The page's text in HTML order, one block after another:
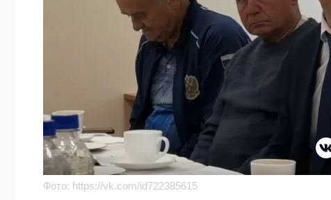
Фото: https://vk.com/id722385615